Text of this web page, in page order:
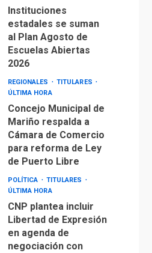
Instituciones
estadales se suman
al Plan Agosto de
Escuelas Abiertas
2026
REGIONALES
TITULARES
ÚLTIMA HORA
Concejo Municipal de
Mariño respalda a
Cámara de Comercio
para reforma de Ley
de Puerto Libre
POLÍTICA
TITULARES
ÚLTIMA HORA
CNP plantea incluir
Libertad de Expresión
en agenda de
negociación con